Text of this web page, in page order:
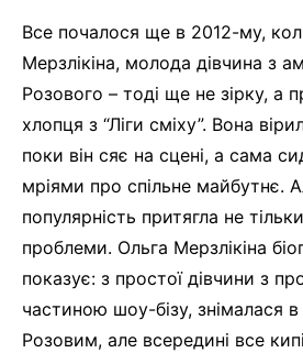
Все почалося ще в 2012-му,
Мерзлікіна, молода дівчина з
Розового – тоді ще не зірку, а
хлопця з “Ліги сміху”. Вона
поки він сяє на сцені, а сама
мріями про спільне майбутнє.
популярність притягла не
проблеми. Ольга Мерзлікіна
показує: з простої дівчини з
частиною шоу-бізу, знімалася
Розовим, але всередині все